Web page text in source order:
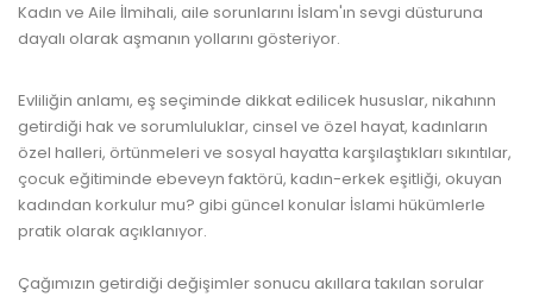
Kadın ve Aile İlmihali, aile sorunlarını İslam'ın sevgi düsturuna
dayalı olarak aşmanın yollarını gösteriyor.
Evliliğin anlamı, eş seçiminde dikkat edilicek hususlar, nikahınn
getirdiği hak ve sorumluluklar, cinsel ve özel hayat, kadınların
özel halleri, örtünmeleri ve sosyal hayatta karşılaştıkları sıkıntılar,
çocuk eğitiminde ebeveyn faktörü, kadın-erkek eşitliği, okuyan
kadından korkulur mu? gibi güncel konular İslami hükümlerle
pratik olarak açıklanıyor.
Çağımızın getirdiği değişimler sonucu akıllara takılan sorular